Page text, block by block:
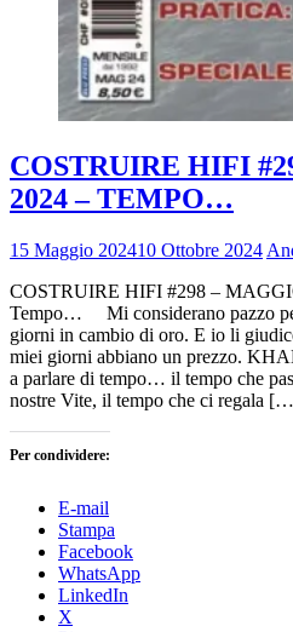
COSTRUIRE HIFI
2024 – TEMPO…
15 Maggio 202410 Ottobre 2024
COSTRUIRE HIFI #298 –
Tempo… Mi considerano pazzo
giorni in cambio di oro. E io li
miei giorni abbiano un prezzo.
a parlare di tempo… il tempo che
nostre Vite, il tempo che ci regala
Per condividere:
E-mail
Stampa
Facebook
WhatsApp
LinkedIn
X